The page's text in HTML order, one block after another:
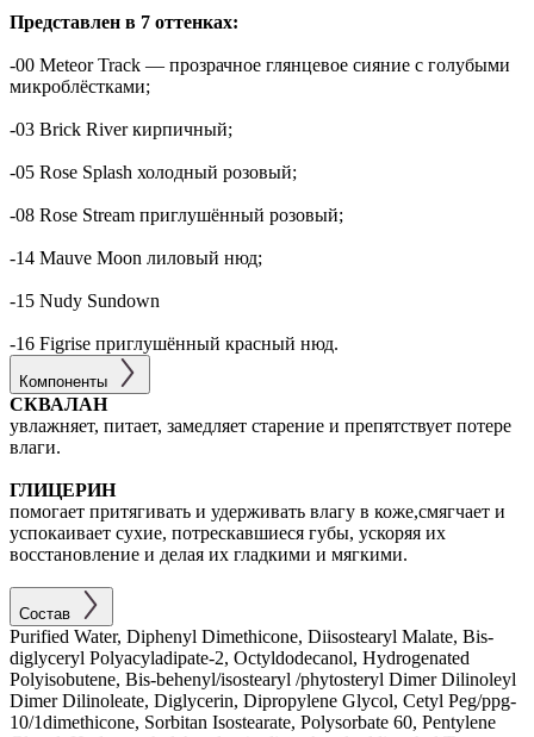
Представлен в 7 оттенках:
-00 Meteor Track — прозрачное глянцевое сияние с голубыми
микроблёстками;
-03 Brick River кирпичный;
-05 Rose Splash холодный розовый;
-08 Rose Stream приглушённый розовый;
-14 Mauve Moon лиловый нюд;
-15 Nudy Sundown
-16 Figrise приглушённый красный нюд.
Компоненты
СКВАЛАН
увлажняет, питает, замедляет старение и препятствует потере
влаги.
ГЛИЦЕРИН
помогает притягивать и удерживать влагу в коже,смягчает и
успокаивает сухие, потрескавшиеся губы, ускоряя их
восстановление и делая их гладкими и мягкими.
Состав
Purified Water, Diphenyl Dimethicone, Diisostearyl Malate, Bis-
diglyceryl Polyacyladipate-2, Octyldodecanol, Hydrogenated
Polyisobutene, Bis-behenyl/isostearyl /phytosteryl Dimer Dilinoleyl
Dimer Dilinoleate, Diglycerin, Dipropylene Glycol, Cetyl Peg/ppg-
10/1dimethicone, Sorbitan Isostearate, Polysorbate 60, Pentylene